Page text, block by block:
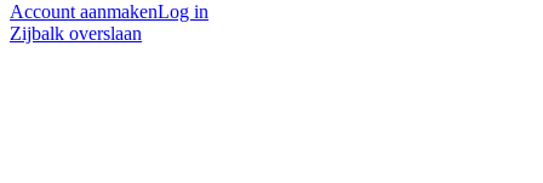
Account aanmakenLog in
Zijbalk overslaan